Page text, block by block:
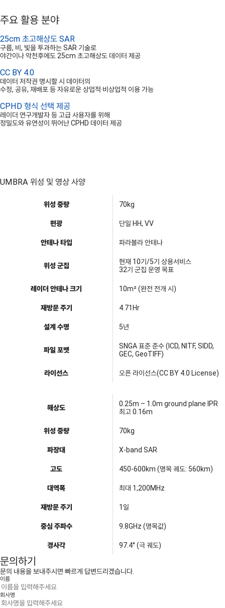
주요 활용 분야
25cm 초고해상도 SAR
구름, 비, 빛을 투과하는 SAR 기술로
야간이나 악천후에도 25cm 초고해상도 데이터 제공
CC BY 4.0
데이터 저작권 명시할 시 데이터의
수정, 공유, 재배포 등 자유로운 상업적·비상업적 이용 가능
CPHD 형식 선택 제공
레이더 연구개발자 등 고급 사용자를 위해
정밀도와 유연성이 뛰어난 CPHD 데이터 제공
UMBRA 위성 및 영상 사양
위성 중량 70kg
편광 단일 HH, VV
안테나 타입 파라볼라 안테나
위성 군집
현재 10기/5기 상용서비스
32기 군집 운영 목표
레이더 안테나 크기 10m² (완전 전개 시)
재방문 주기 4.71Hr
설계 수명 5년
파일 포맷
SNGA 표준 준수 (ICD, NITF, SIDD,
GEC, GeoTIFF)
라이선스 오픈 라이선스(CC BY 4.0 License)
해상도
0.25m – 1.0m ground plane IPR
최고 0.16m
위성 중량 70kg
파장대 X-band SAR
고도 450-600km (명목 궤도: 560km)
대역폭 최대 1,200MHz
재방문 주기 1일
중심 주파수 9.8GHz (명목값)
경사각 97.4° (극 궤도)
문의하기
문의 내용을 보내주시면 빠르게 답변드리겠습니다.
이름
회사명